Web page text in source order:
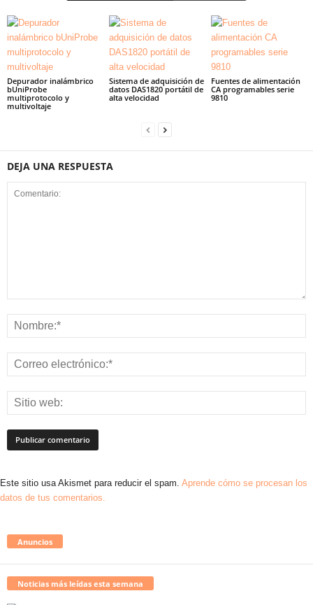
Depurador inalámbrico
bUniProbe
multiprotocolo y
multivoltaje
Sistema de adquisición de
datos DAS1820 portátil de
alta velocidad
Fuentes de alimentación
CA programables serie
9810
DEJA UNA RESPUESTA
Este sitio usa Akismet para reducir el spam. Aprende cómo se procesan los
datos de tus comentarios.
Anuncios
Noticias más leídas esta semana